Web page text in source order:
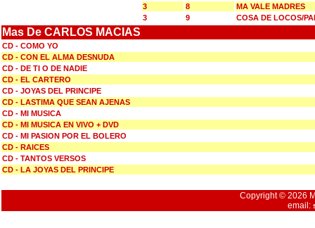
3
8
MA VALE MADRES
3
9 COSA DE LOCOS/
Mas De CARLOS MACIAS
CD - COMO YO
CD - CON EL ALMA DESNUDA
CD - DE TI O DE NADIE
CD - EL CARTERO
CD - JOYAS DEL PRINCIPE
CD - LASTIMA QUE SEAN AJENAS
CD - MI MUSICA
CD - MI MUSICA EN VIVO + DVD
CD - MI PASION POR EL BOLERO
CD - RAICES
CD - TANTOS VERSOS
CD - LA JOYAS DEL PRINCIPE
Copyright © 2026
email: